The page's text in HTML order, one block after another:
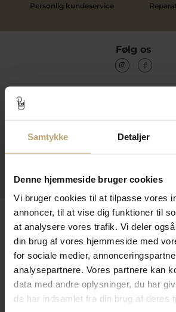
Samtykke Detaljer
Denne hjemmeside bruger cookies
Vi bruger cookies til at tilpasse vores
annoncer, til at vise dig funktioner til
at analysere vores trafik. Vi deler
din brug af vores hjemmeside med
for sociale medier,
analysepartnere. Vores partnere kan
data med andre oplysninger, du har
de har indsamlet fra din brug af deres
Personlig kundeservice
Følg os
Kontakt
Åbningstider I Butikken
Information
Praktiske Sider
Leveringsmuligheder
Betalingsmuligheder